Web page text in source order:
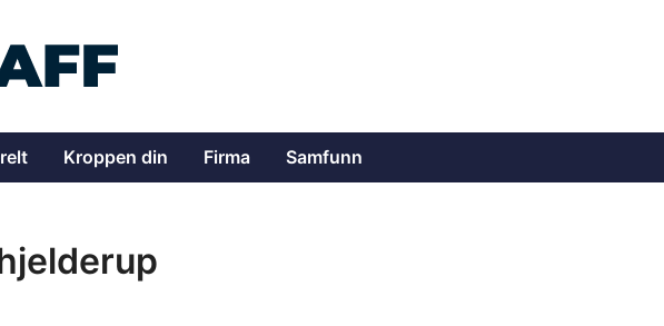
Kroppen din Firma Samfunn